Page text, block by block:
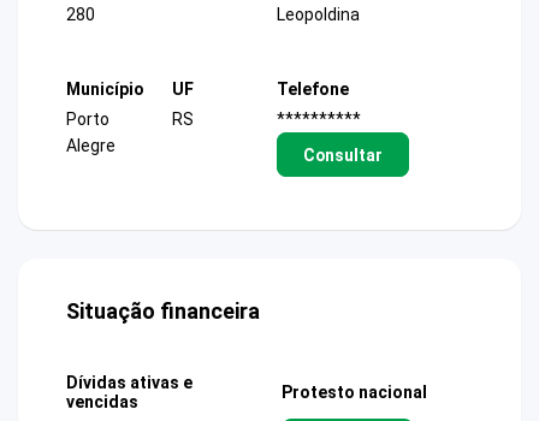
280
Leopoldina
Município
Porto
Alegre
UF
RS
Telefone
**********
Consultar
Situação financeira
Dívidas ativas e
vencidas
Protesto nacional